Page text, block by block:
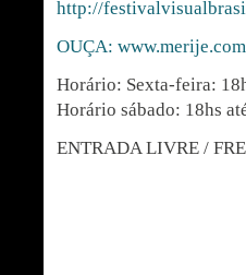
http://
OUÇA:
Horário: Sexta-feira:
Horário sábado: 18hs
ENTRADA LIVRE /